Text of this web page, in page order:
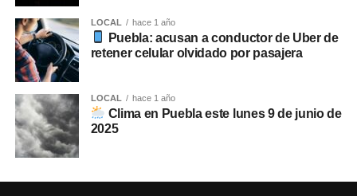
LOCAL hace 1 año
Puebla: acusan a conductor de Uber de
retener celular olvidado por pasajera
LOCAL hace 1 año
Clima en Puebla este lunes 9 de junio de
2025